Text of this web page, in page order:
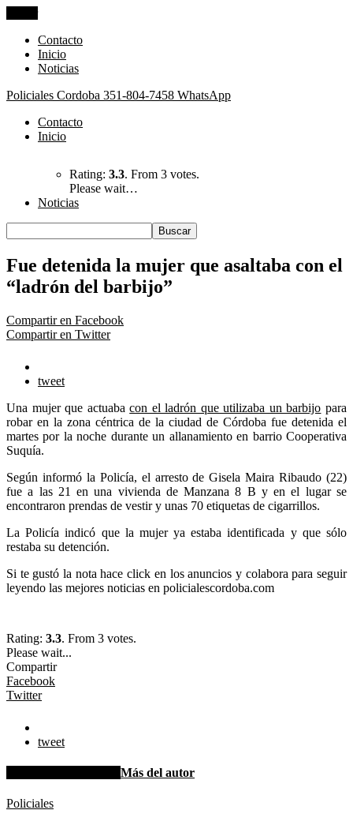
Contacto
Inicio
Noticias
Policiales Cordoba 351-804-7458 WhatsApp
Contacto
Inicio
Rating: 3.3. From 3 votes.
Please wait…
Noticias
Fue detenida la mujer que asaltaba con el
“ladrón del barbijo”
Compartir en Facebook
Compartir en Twitter
tweet
Una mujer que actuabacon el ladrón que utilizaba un barbijo para
robar en la zona céntrica de la ciudad de Córdoba fue detenida el
martes por la noche durante un allanamiento en barrio Cooperativa
Suquía.
Según informó la Policía, el arresto de Gisela Maira Ribaudo (22)
fue a las 21 en una vivienda de Manzana 8 B y en el lugar se
encontraron prendas de vestir y unas 70 etiquetas de cigarrillos.
La Policía indicó que la mujer ya estaba identificada y que sólo
restaba su detención.
Si te gustó la nota hace click en los anuncios y colabora para seguir
leyendo las mejores noticias en policialescordoba.com
Rating: 3.3. From 3 votes.
Please wait...
Compartir
Facebook
Twitter
tweet
Más del autor
Policiales